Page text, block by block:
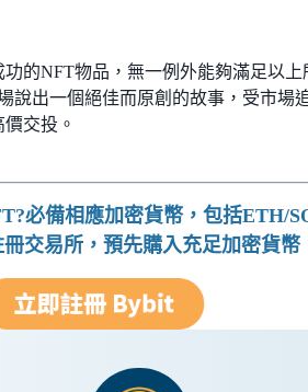
功的NFT物品，無一例外能夠滿足以上
說出一個絕佳而原創的故事，受市場
交投。
必備相應加密貨幣，包括ETH/
交易所，預先購入充足加密貨幣